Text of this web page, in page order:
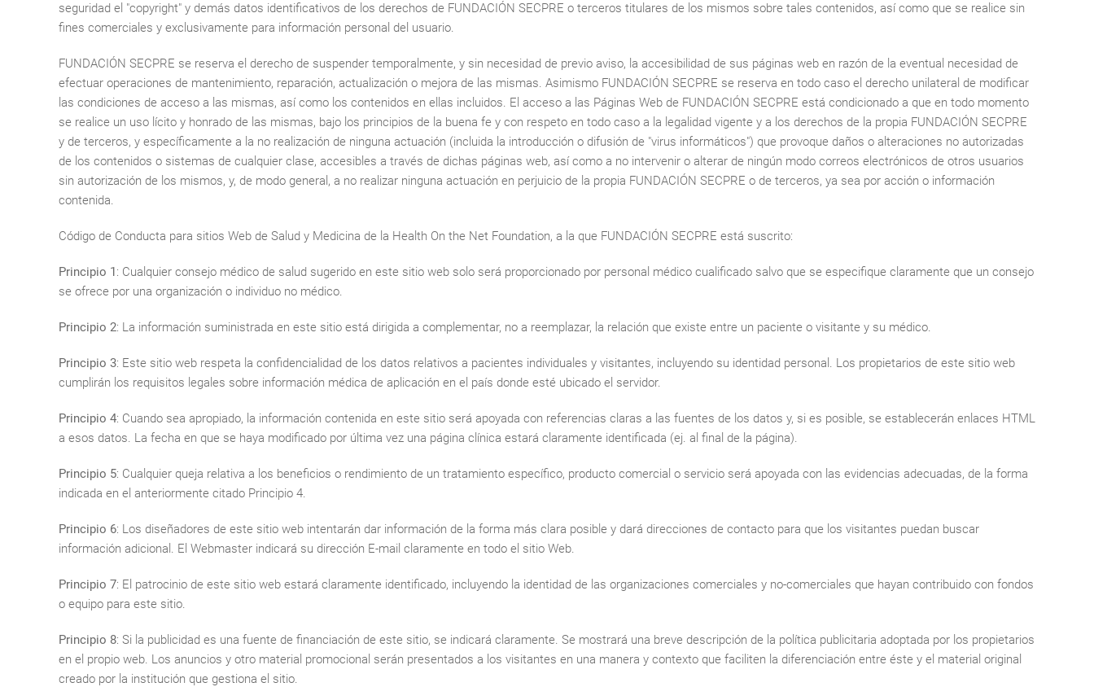
seguridad el "copyright" y demás datos identificativos de los derechos de FUNDACIÓN SECPRE o terceros titulares de los mismos sobre tales contenidos, así como que se realice sin
fines comerciales y exclusivamente para información personal del usuario.
FUNDACIÓN SECPRE se reserva el derecho de suspender temporalmente, y sin necesidad de previo aviso, la accesibilidad de sus páginas web en razón de la eventual necesidad de
efectuar operaciones de mantenimiento, reparación, actualización o mejora de las mismas. Asimismo FUNDACIÓN SECPRE se reserva en todo caso el derecho unilateral de modificar
las condiciones de acceso a las mismas, así como los contenidos en ellas incluidos. El acceso a las Páginas Web de FUNDACIÓN SECPRE está condicionado a que en todo momento
se realice un uso lícito y honrado de las mismas, bajo los principios de la buena fe y con respeto en todo caso a la legalidad vigente y a los derechos de la propia FUNDACIÓN SECPRE
y de terceros, y específicamente a la no realización de ninguna actuación (incluida la introducción o difusión de "virus informáticos") que provoque daños o alteraciones no autorizadas
de los contenidos o sistemas de cualquier clase, accesibles a través de dichas páginas web, así como a no intervenir o alterar de ningún modo correos electrónicos de otros usuarios
sin autorización de los mismos, y, de modo general, a no realizar ninguna actuación en perjuicio de la propia FUNDACIÓN SECPRE o de terceros, ya sea por acción o información
contenida.
Código de Conducta para sitios Web de Salud y Medicina de la Health On the Net Foundation, a la que FUNDACIÓN SECPRE está suscrito:
Principio 1: Cualquier consejo médico de salud sugerido en este sitio web solo será proporcionado por personal médico cualificado salvo que se especifique claramente que un consejo
se ofrece por una organización o individuo no médico.
Principio 2: La información suministrada en este sitio está dirigida a complementar, no a reemplazar, la relación que existe entre un paciente o visitante y su médico.
Principio 3: Este sitio web respeta la confidencialidad de los datos relativos a pacientes individuales y visitantes, incluyendo su identidad personal. Los propietarios de este sitio web
cumplirán los requisitos legales sobre información médica de aplicación en el país donde esté ubicado el servidor.
Principio 4: Cuando sea apropiado, la información contenida en este sitio será apoyada con referencias claras a las fuentes de los datos y, si es posible, se establecerán enlaces HTML
a esos datos. La fecha en que se haya modificado por última vez una página clínica estará claramente identificada (ej. al final de la página).
Principio 5: Cualquier queja relativa a los beneficios o rendimiento de un tratamiento específico, producto comercial o servicio será apoyada con las evidencias adecuadas, de la forma
indicada en el anteriormente citado Principio 4.
Principio 6: Los diseñadores de este sitio web intentarán dar información de la forma más clara posible y dará direcciones de contacto para que los visitantes puedan buscar
información adicional. El Webmaster indicará su dirección E-mail claramente en todo el sitio Web.
Principio 7: El patrocinio de este sitio web estará claramente identificado, incluyendo la identidad de las organizaciones comerciales y no-comerciales que hayan contribuido con fondos
o equipo para este sitio.
Principio 8: Si la publicidad es una fuente de financiación de este sitio, se indicará claramente. Se mostrará una breve descripción de la política publicitaria adoptada por los propietarios
en el propio web. Los anuncios y otro material promocional serán presentados a los visitantes en una manera y contexto que faciliten la diferenciación entre éste y el material original
creado por la institución que gestiona el sitio.